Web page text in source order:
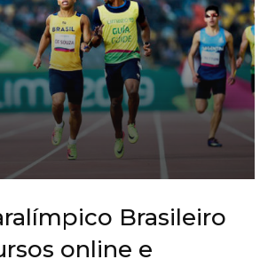
Brasileiro
online e